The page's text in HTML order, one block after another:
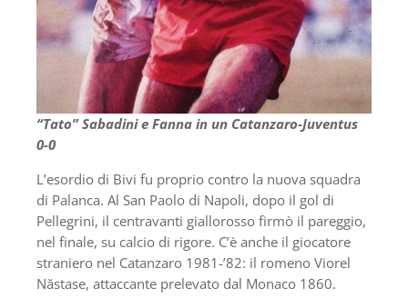
“Tato” Sabadini e Fanna in un Catanzaro-Juventus
0-0
L’esordio di Bivi fu proprio contro la nuova squadra
di Palanca. Al San Paolo di Napoli, dopo il gol di
Pellegrini, il centravanti giallorosso firmò il pareggio,
nel finale, su calcio di rigore. C’è anche il giocatore
straniero nel Catanzaro 1981-’82: il romeno Viorel
Năstase, attaccante prelevato dal Monaco 1860.